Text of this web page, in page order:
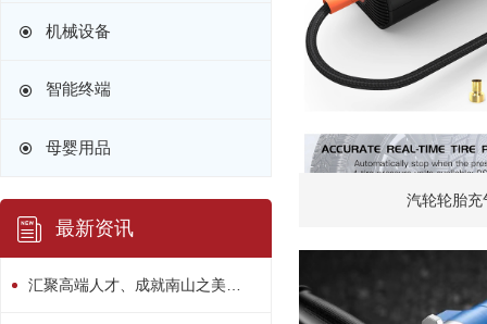
机械设备
智能终端
母婴用品
最新资讯
汇聚高端人才、成就南山之美！南山区“人才日”系列活动精彩绽放
汽轮轮胎充